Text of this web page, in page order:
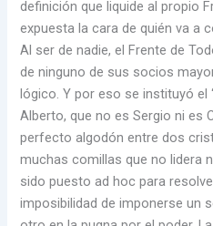
definición que liquide al propio
expuesta la cara de quién va a
Al ser de nadie, el Frente de
de ninguno de sus socios
lógico. Y por eso se instituyó el
Alberto, que no es Sergio ni es
perfecto algodón entre dos
muchas comillas que no lidera
sido puesto ad hoc para
imposibilidad de imponerse un